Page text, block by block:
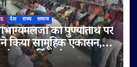
देश राज्य समाज
की पुण्यतिथि पर
किया सामूहिक एकासन,
चतुर्विध संघ